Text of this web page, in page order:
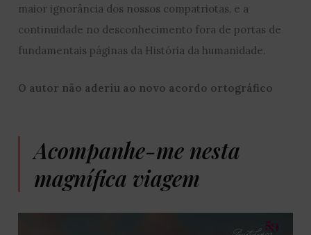
maior ignorância dos nossos compatriotas, e a
continuidade no desconhecimento fora de portas de
fundamentais páginas da História da humanidade.
O autor não aderiu ao novo acordo ortográfico
Acompanhe-me nesta
magnífica viagem